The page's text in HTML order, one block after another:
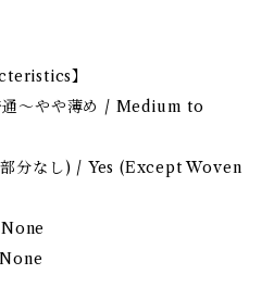
】
〜やや薄め / Medium to
分なし) / Yes (Except Woven